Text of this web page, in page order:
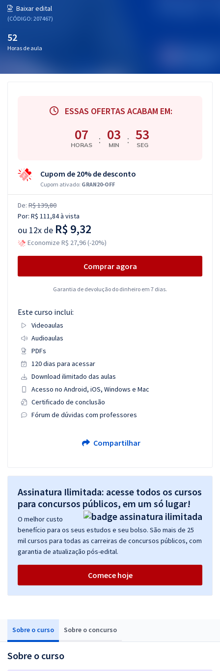
Atendimento
Baixar edital
(CÓDIGO: 207467)
52
Horas de aula
Sobre o curso Sobre o concurso
Sobre o curso
ESSAS OFERTAS ACABAM EM:
07
HORAS : 03
MIN : 52
SEG
Cupom de 20% de desconto
Cupom ativado: GRAN20-OFF
De: R$ 139,80
Por: R$ 111,84à vista
ou 12x de R$ 9,32
Economize R$ 27,96 (-20%)
Comprar agora
Garantia de devolução do dinheiro em 7 dias.
Este curso inclui:
Videoaulas
Audioaulas
PDFs
120 dias para acessar
Download ilimitado das aulas
Acesso no Android, iOS, Windows e Mac
Certificado de conclusão
Fórum de dúvidas com professores
Compartilhar
Assinatura Ilimitada: acesse todos os cursos
para concursos públicos, em um só lugar!
O melhor custo
benefício para os seus estudos e seu bolso. São mais de 25
mil cursos para todas as carreiras de concursos públicos, com
garantia de atualização pós-edital.
Comece hoje